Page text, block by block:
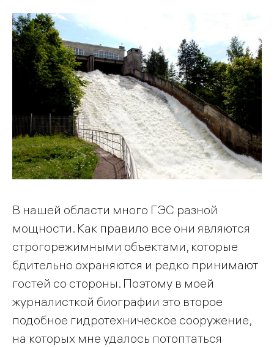
В нашей области много ГЭС разной
мощности. Как правило все они являются
строгорежимными объектами, которые
бдительно охраняются и редко принимают
гостей со стороны. Поэтому в моей
журналисткой биографии это второе
подобное гидротехническое сооружение,
на которых мне удалось потоптаться